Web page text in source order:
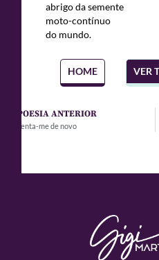
abrigo da semente
moto-contínuo
do mundo.
HOME VER
POESIA ANTERIOR
Tenta-me de novo